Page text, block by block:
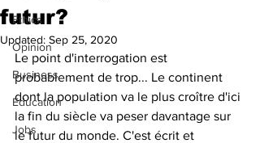
Ethics
Opinion
Business
Education
Jobs
futur?
Updated: Sep 25, 2020
Le point d'interrogation est
probablement de trop... Le continent
dont la population va le plus croître d'ici
la fin du siècle va peser davantage sur
le futur du monde. C'est écrit et